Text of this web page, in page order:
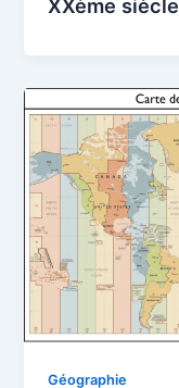
XXème siècle
Géographie